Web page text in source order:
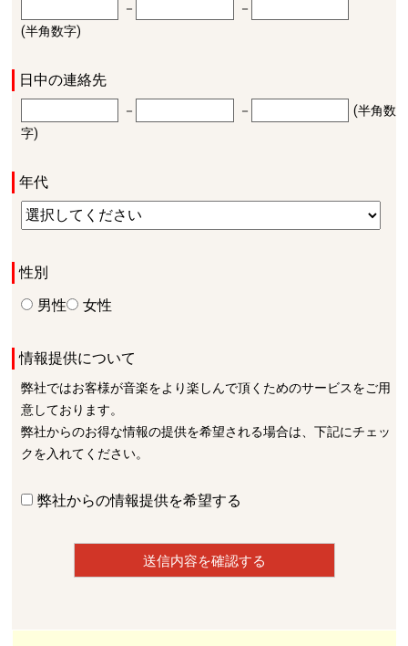
－
－
(半角数字)
日中の連絡先
－ －
(半角数
字)
年代
性別
男性
女性
情報提供について
弊社ではお客様が音楽をより楽しんで頂くためのサービスをご用
意しております。
弊社からのお得な情報の提供を希望される場合は、下記にチェッ
クを入れてください。
弊社からの情報提供を希望する